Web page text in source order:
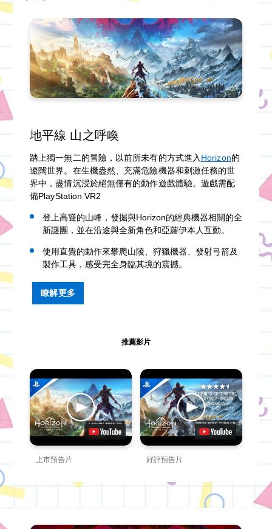
地平線 山之呼喚
踏上獨一無二的冒險，以前所未有的方式進入 Horizon的
遼闊世界。在生機盎然、充滿危險機器和刺激任務的世
界中，盡情沉浸於絕無僅有的動作遊戲體驗。遊戲需配
備PlayStation VR2
登上高聳的山峰，發掘與Horizon的經典機器相關的全
新謎團，並在沿途與全新角色和亞蘿伊本人互動。
使用直覺的動作來攀爬山陵、狩獵機器、發射弓箭及
製作工具，感受完全身臨其境的震撼。
瞭解更多
推薦影片
上市預告片 好評預告片